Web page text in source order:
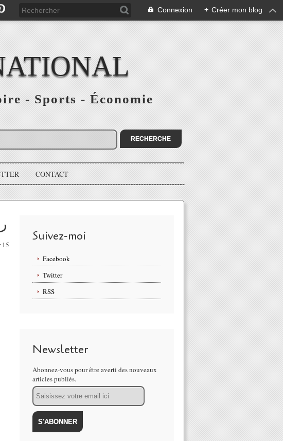
Connexion + Créer mon blog
- Sports - Économie
CONTACT
Suivez-moi
Facebook
Twitter
RSS
Newsletter
Abonnez-vous pour être averti des nouveaux
articles publiés.
Email